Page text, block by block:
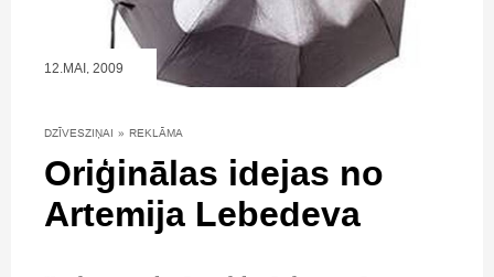
12.MAI, 2009
DZĪVESZIŅAI » REKLĀMA
Oriģinālas idejas no
Artemija Lebedeva